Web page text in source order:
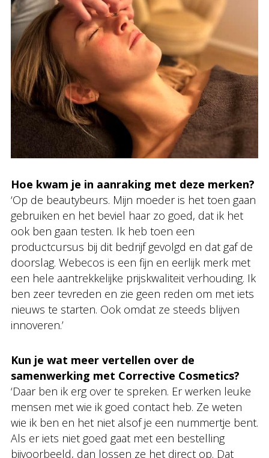
Hoe kwam je in aanraking met deze merken?
‘Op de beautybeurs. Mijn moeder is het toen gaan
gebruiken en het beviel haar zo goed, dat ik het
ook ben gaan testen. Ik heb toen een
productcursus bij dit bedrijf gevolgd en dat gaf de
doorslag. Webecos is een fijn en eerlijk merk met
een hele aantrekkelijke prijskwaliteit verhouding. Ik
ben zeer tevreden en zie geen reden om met iets
nieuws te starten. Ook omdat ze steeds blijven
innoveren.’
Kun je wat meer vertellen over de
samenwerking met Corrective Cosmetics?
‘Daar ben ik erg over te spreken. Er werken leuke
mensen met wie ik goed contact heb. Ze weten
wie ik ben en het niet alsof je een nummertje bent.
Als er iets niet goed gaat met een bestelling
bijvoorbeeld, dan lossen ze het direct op. Dat